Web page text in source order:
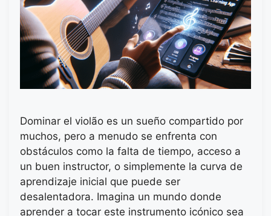
Dominar el violão es un sueño compartido por
muchos, pero a menudo se enfrenta con
obstáculos como la falta de tiempo, acceso a
un buen instructor, o simplemente la curva de
aprendizaje inicial que puede ser
desalentadora. Imagina un mundo donde
aprender a tocar este instrumento icónico sea